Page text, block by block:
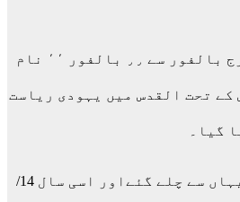
18. نومبر 1917ء کو جارج بالفور سے ٫٫ بالفور ٬٬ نام
کے تحت القدس میں یہودی ریاست
گیا۔
19. 1948ء میں انگریز یہاں سے چلے گئےاور اسی سال 14/